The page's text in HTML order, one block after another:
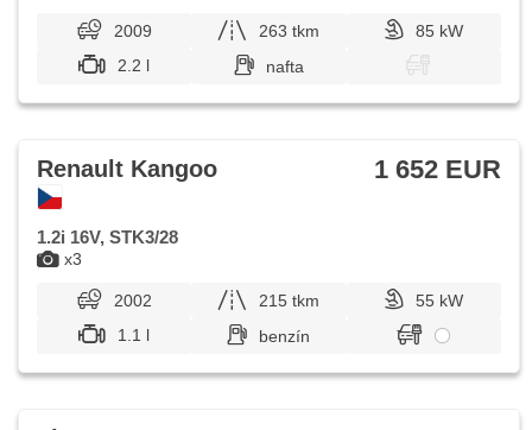
2009 263 tkm
85 kW
2.2 l
nafta
x3
Renault Kangoo 1 652 EUR
1.2i 16V, STK3/28
2002 215 tkm
55 kW
1.1 l
benzín